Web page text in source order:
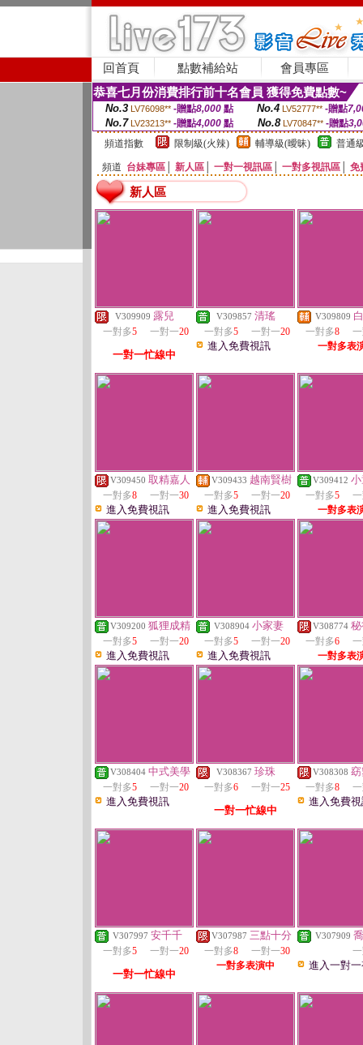
回首頁 點數補給站 會員專區
恭喜七月份消費排行前十名會員 獲得免費點數~
No.3 LV76098** -贈點8,000點 No.4 LV52777** -贈點
No.7 LV23213** -贈點4,000 點 No.8 LV70847** -贈點
頻道指數
限制級(火辣) 輔導級(曖昧) 普通
頻道 台妹專區 新人區 一對一視訊區 一對多視訊區 免
新人區
V309909 露兒
一對多5 一對一20
一對一忙線中
V309857 清瑤
一對多5 一對一20
進入免費視訊
V309809
一對多8
一對多表
V309450 取精嘉人
一對多8 一對一30
進入免費視訊
V309433 越南賢樹
一對多5 一對一20
進入免費視訊
V309412
一對多5
一對多表
V309200 狐狸成精
一對多5 一對一20
進入免費視訊
V308904 小家妻
一對多5 一對一20
進入免費視訊
V308774
一對多6
一對多表
V308404 中式美學
一對多5 一對一20
進入免費視訊
V308367 珍珠
一對多6 一對一25
一對一忙線中
V308308
一對多8
進入免費
V307997 安千千
一對多5 一對一20
一對一忙線中
V307987 三點十分
一對多8 一對一30
一對多表演中
V307909
進入一對